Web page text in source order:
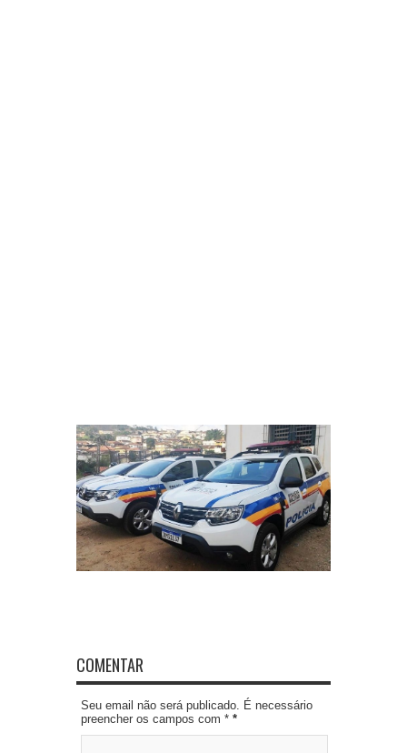
COMENTAR
Seu email não será publicado. É necessário
preencher os campos com * *